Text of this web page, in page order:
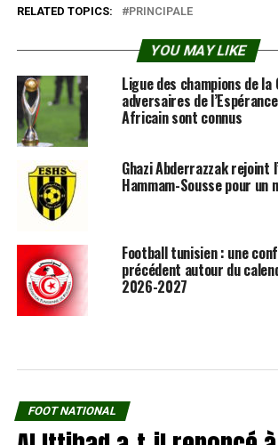
RELATED TOPICS: PRINCIPALE
YOU MAY LIKE
Ligue des champions de la
adversaires de
Africain sont connus
Ghazi Abderrazzak rejoint
Hammam-Sousse pour un
Football tunisien : une
précédent autour du
2026-2027
FOOT NATIONAL